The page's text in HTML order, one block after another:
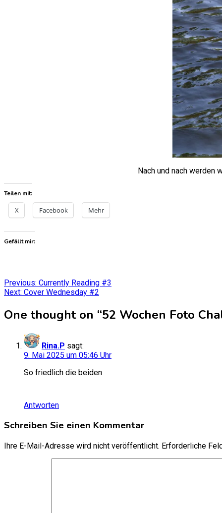
Nach und nach werden
Teilen mit:
X Facebook Mehr
Gefällt mir:
Beitragsnavigation
Previous: Currently Reading #3
Next: Cover Wednesday #2
One thought on “52 Wochen Foto
Rina.P sagt:
9. Mai 2025 um 05:46 Uhr
So friedlich die beiden
Antworten
Schreiben Sie einen Kommentar
Ihre E-Mail-Adresse wird nicht veröffentlicht. Erforderliche